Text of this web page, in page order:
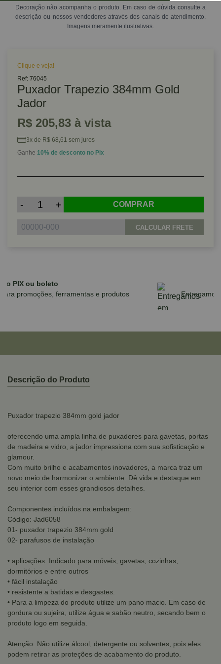
Decoração não acompanha o produto. Em caso de dúvida consulte a
descrição ou nossos vendedores através dos canais de atendimento.
Imagens meramente ilustrativas.
Clique e veja!
Ref: 76045
Puxador Trapezio 384mm Gold
Jador
R$ 205,83 à vista
3x de R$ 68,61 sem juros
Ganhe 10% de desconto no Pix
- + COMPRAR
CALCULAR FRETE
Parcele em até 10x sem juros no cartão
para compras acima de R$590,00
Descrição do Produto
Puxador trapezio 384mm gold jador
oferecendo uma ampla linha de puxadores para gavetas, portas
de madeira e vidro, a jador impressiona com sua sofisticação e
glamour.
Com muito brilho e acabamentos inovadores, a marca traz um
novo meio de harmonizar o ambiente. Dê vida e destaque em
seu interior com esses grandiosos detalhes.
Componentes incluídos na embalagem:
Código: Jad6058
01- puxador trapezio 384mm gold
02- parafusos de instalação
• aplicações: Indicado para móveis, gavetas, cozinhas,
dormitórios e entre outros
• fácil instalação
• resistente a batidas e desgastes.
• Para a limpeza do produto utilize um pano macio. Em caso de
gordura ou sujeira, utilize água e sabão neutro, secando bem o
produto logo em seguida.
Atenção: Não utilize álcool, detergente ou solventes, pois eles
podem retirar as proteções de acabamento do produto.